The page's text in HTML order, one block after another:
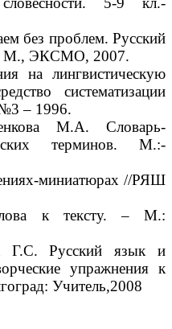
без проблем. Русский
– М., ЭКСМО, 2007.
на лингвистическую
систематизации
– 1996.
М.А. Словарь-
терминов. М.:-
миниатюрах //РЯШ
к тексту. – М.:
Русский язык и
упражнения к
Учитель,2008